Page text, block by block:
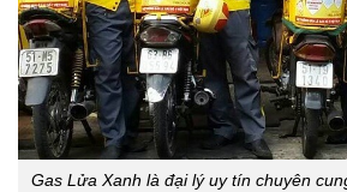
Gas Lửa Xanh là đại lý uy tín chuyên